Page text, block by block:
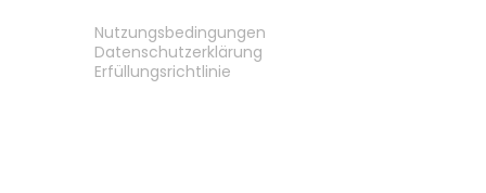
Nutzungsbedingungen
Datenschutzerklärung
Erfüllungsrichtlinie